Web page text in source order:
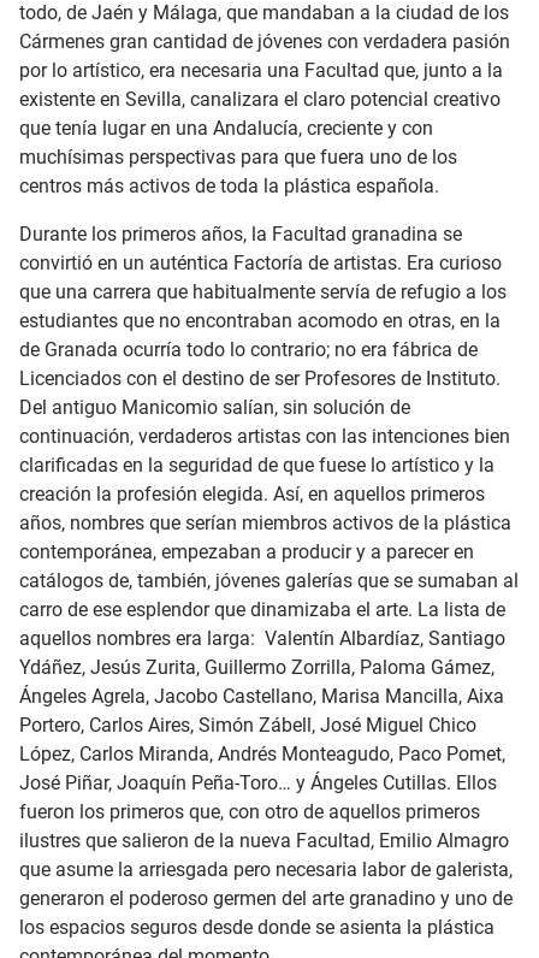
todo, de Jaén y Málaga, que mandaban a la ciudad de los
Cármenes gran cantidad de jóvenes con verdadera pasión
por lo artístico, era necesaria una Facultad que, junto a la
existente en Sevilla, canalizara el claro potencial creativo
que tenía lugar en una Andalucía, creciente y con
muchísimas perspectivas para que fuera uno de los
centros más activos de toda la plástica española.
Durante los primeros años, la Facultad granadina se
convirtió en un auténtica Factoría de artistas. Era curioso
que una carrera que habitualmente servía de refugio a los
estudiantes que no encontraban acomodo en otras, en la
de Granada ocurría todo lo contrario; no era fábrica de
Licenciados con el destino de ser Profesores de Instituto.
Del antiguo Manicomio salían, sin solución de
continuación, verdaderos artistas con las intenciones bien
clarificadas en la seguridad de que fuese lo artístico y la
creación la profesión elegida. Así, en aquellos primeros
años, nombres que serían miembros activos de la plástica
contemporánea, empezaban a producir y a parecer en
catálogos de, también, jóvenes galerías que se sumaban al
carro de ese esplendor que dinamizaba el arte. La lista de
aquellos nombres era larga: Valentín Albardíaz, Santiago
Ydáñez, Jesús Zurita, Guillermo Zorrilla, Paloma Gámez,
Ángeles Agrela, Jacobo Castellano, Marisa Mancilla, Aixa
Portero, Carlos Aires, Simón Zábell, José Miguel Chico
López, Carlos Miranda, Andrés Monteagudo, Paco Pomet,
José Piñar, Joaquín Peña-Toro… y Ángeles Cutillas. Ellos
fueron los primeros que, con otro de aquellos primeros
ilustres que salieron de la nueva Facultad, Emilio Almagro
que asume la arriesgada pero necesaria labor de galerista,
generaron el poderoso germen del arte granadino y uno de
los espacios seguros desde donde se asienta la plástica